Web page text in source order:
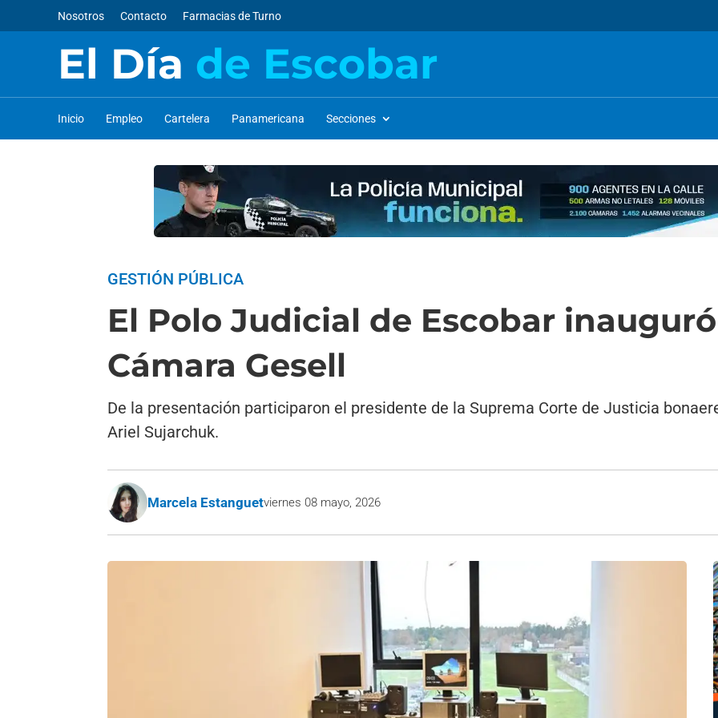
Nosotros Contacto Farmacias de Turno
El Día de Escobar
Inicio Empleo Cartelera Panamericana Secciones
GESTIÓN PÚBLICA
El Polo Judicial de Escobar
Cámara Gesell
De la presentación participaron el presidente de la Suprema Corte de Justicia
Ariel Sujarchuk.
Marcela Estanguetviernes 08 mayo, 2026